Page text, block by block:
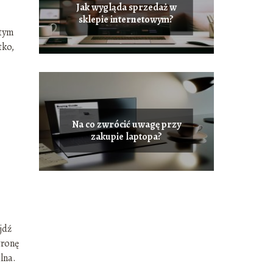
Jak wygląda sprzedaż w
sklepie internetowym?
Na co zwrócić uwagę przy
zakupie laptopa?